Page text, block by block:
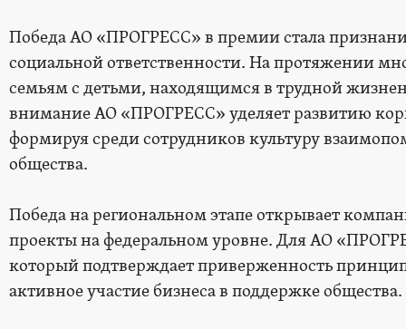
Победа АО «ПРОГРЕСС» в премии стала
социальной ответственности. На протяжении
семьям с детьми, находящимся в трудной
внимание АО «ПРОГРЕСС» уделяет развитию
формируя среди сотрудников культуру
общества.
Победа на региональном этапе открывает
проекты на федеральном уровне. Для АО
который подтверждает приверженность
активное участие бизнеса в поддержке общества.